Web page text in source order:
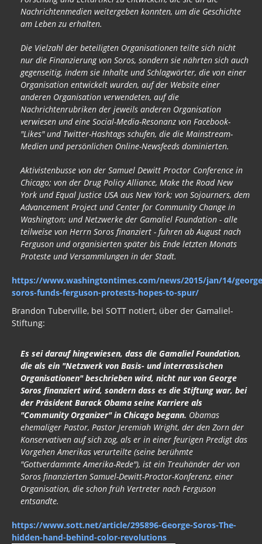
Nachrichtenmedien weitergeben konnten, um die Geschichte
am Leben zu erhalten.
Die Vielzahl der beteiligten Organisationen teilte sich nicht
nur die Finanzierung von Soros, sondern sie nährten sich auch
gegenseitig, indem sie Inhalte und Schlagwörter, die von einer
Organisation entwickelt wurden, auf der Website einer
anderen Organisation verwendeten, auf die
Nachrichtenrubriken der jeweils anderen Organisation
verwiesen und eine Social-Media-Resonanz von Facebook-
"Likes" und Twitter-Hashtags schufen, die die Mainstream-
Medien und persönlichen Online-Newsfeeds dominierten.
Aktivistenbusse von der Samuel Dewitt Proctor Conference in
Chicago; von der Drug Policy Alliance, Make the Road New
York und Equal Justice USA aus New York; von Sojourners, dem
Advancement Project und Center for Community Change in
Washington; und Netzwerke der Gamaliel Foundation - alle
teilweise von Herrn Soros finanziert - fuhren ab August nach
Ferguson und organisierten später bis Ende letzten Monats
Proteste und Versammlungen in der Stadt.
https://www.washingtontimes.com/news/2015/jan/14/
soros-funds-ferguson-protests-hopes-to-spur/
Brandon Tuberville, bei SOTT notiert, über der Gamaliel-
Stiftung:
Es sei darauf hingewiesen, dass die Gamaliel Foundation,
die als ein "Netzwerk von Basis- und interrassischen
Organisationen" beschrieben wird, nicht nur von George
Soros finanziert wird, sondern dass es die Stiftung war, bei
der Präsident Barack Obama seine Karriere als
"Community Organizer" in Chicago begann. Obamas
ehemaliger Pastor, Pastor Jeremiah Wright, der den Zorn der
Konservativen auf sich zog, als er in einer feurigen Predigt das
Vorgehen Amerikas verurteilte (seine berühmte
"Gottverdammte Amerika-Rede"), ist ein Treuhänder der von
Soros finanzierten Samuel-Dewitt-Proctor-Konferenz, einer
Organisation, die schon früh Vertreter nach Ferguson
entsandte.
https://www.sott.net/article/295896-George-Soros-The-
hidden-hand-behind-color-revolutions